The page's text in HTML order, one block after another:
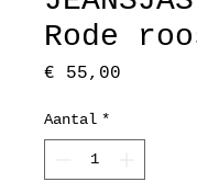
Rode
€ 55,00
Aantal *